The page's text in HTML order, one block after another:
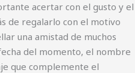
acertar con el gusto y el
de regalarlo con el motivo
una amistad de muchos
del momento, el nombre
que complemente el